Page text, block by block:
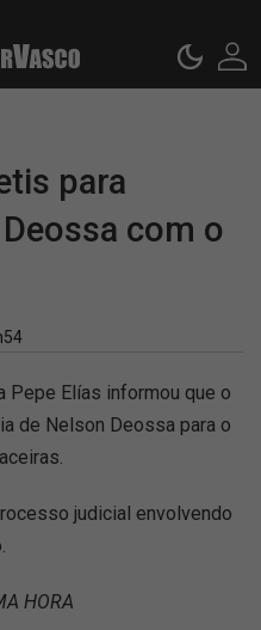
para
com o
Pepe Elías informou que o
de Nelson Deossa para o
judicial envolvendo
HORA